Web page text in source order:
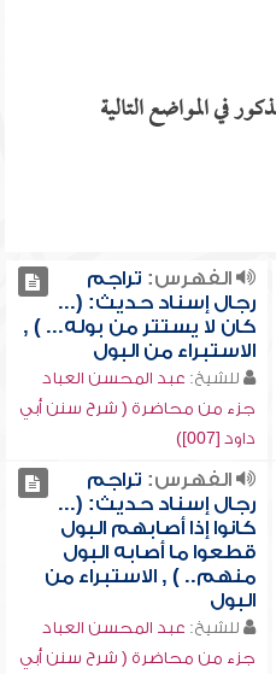
في المواضع التالية
الفهرس: تراجم
رجال إسناد حديث: (...
كان لا يستتر من بوله... ) ,
الاستبراء من البول
للشيخ: عبد المحسن العباد
جزء من محاضرة ( شرح سنن أبي
داود [007])
الفهرس: تراجم
رجال إسناد حديث: (...
كانوا إذا أصابهم البول
قطعوا ما أصابه البول
منهم.. ) , الاستبراء من
البول
للشيخ: عبد المحسن العباد
جزء من محاضرة ( شرح سنن أبي